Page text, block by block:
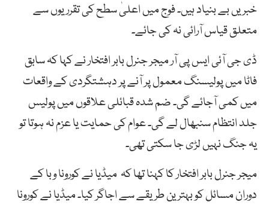
خبریں بے بنیاد ہیں۔ فوج میں اعلیٰ سطح کی تقرریوں سے
متعلق قیاس آرائی نہ کی جائے۔
ڈی جی آئی ایس پی آر میجر جنرل بابر افتخار نے کہا کہ سابق
فاٹا میں پولیسنگ معمول پر آنے پر دہشتگردی کے واقعات
میں کمی آجائے گی۔ ضم شدہ قبائلی علاقوں میں پولیس
جلد انتظام سنبھال لے گی۔ عوام کی حمایت یا عزم نہ ہوتا تو
یہ جنگ نہیں لڑی جا سکتی تھی۔
میجر جنرل بابر افتخار کا کہنا تھا کہ میڈیا نے کورونا وبا کے
دوران مسائل کو بہترین طریقے سے اجاگر کیا۔ میڈیا نے کورونا